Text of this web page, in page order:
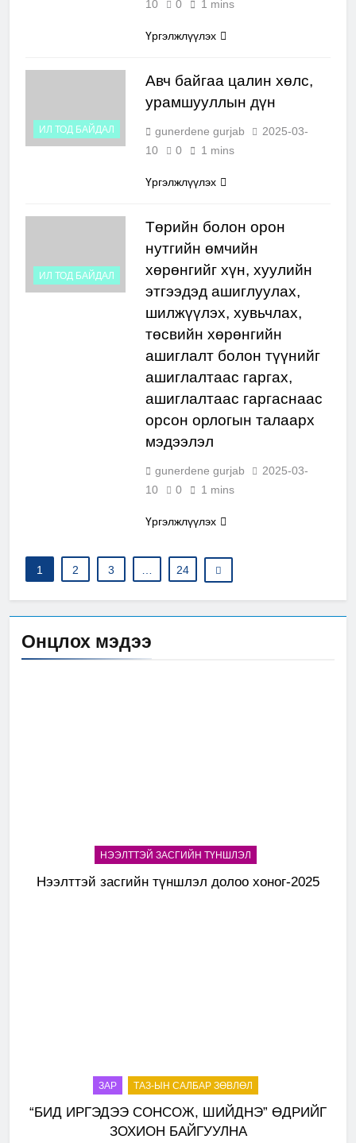
Онцлох мэдээ
НЭЭЛТТЭЙ ЗАСГИЙН ТҮНШЛЭЛ
Нээлттэй засгийн түншлэл долоо хоног-2025
ЗАР ТАЗ-ЫН САЛБАР ЗӨВЛӨЛ
“БИД ИРГЭДЭЭ СОНСОЖ, ШИЙДНЭ” ӨДРИЙГ
ЗОХИОН БАЙГУУЛНА
10
0 1 mins
Үргэлжлүүлэх
ИЛ ТОД БАЙДАЛ
Авч байгаа цалин хөлс,
урамшууллын дүн
gunerdene gurjab
2025-03-
10
0 1 mins
Үргэлжлүүлэх
ИЛ ТОД БАЙДАЛ
Төрийн болон орон
нутгийн өмчийн
хөрөнгийг хүн, хуулийн
этгээдэд ашиглуулах,
шилжүүлэх, хувьчлах,
төсвийн хөрөнгийн
ашиглалт болон түүнийг
ашиглалтаас гаргах,
ашиглалтаас гаргаснаас
орсон орлогын талаарх
мэдээлэл
gunerdene gurjab
2025-03-
10
0 1 mins
Үргэлжлүүлэх
1 2 3 24